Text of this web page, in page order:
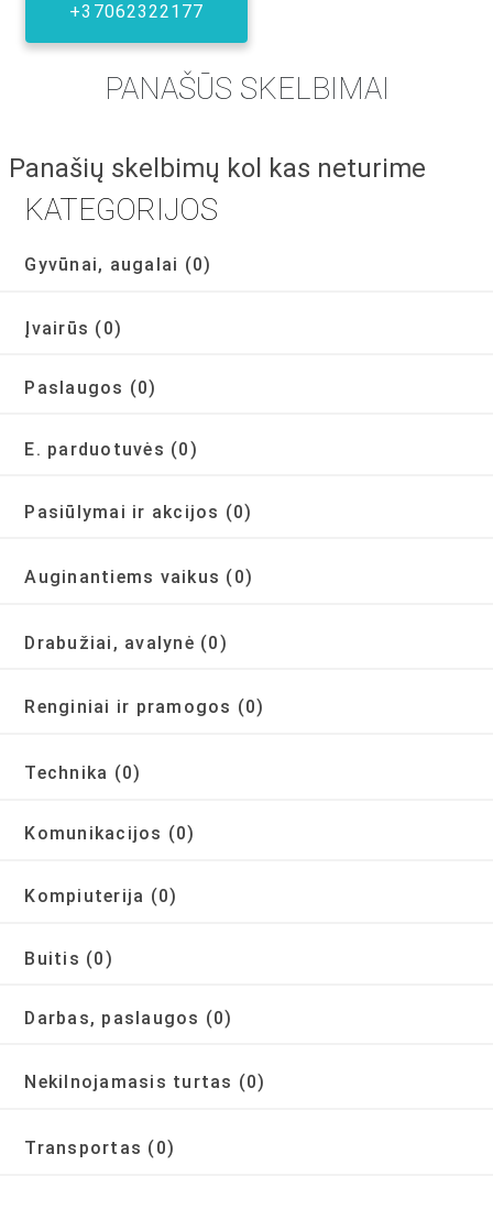
KATEGORIJOS
Gyvūnai, augalai (0)
Įvairūs (0)
Paslaugos (0)
E. parduotuvės (0)
Pasiūlymai ir akcijos (0)
Auginantiems vaikus (0)
Drabužiai, avalynė (0)
Renginiai ir pramogos (0)
Technika (0)
Komunikacijos (0)
Kompiuterija (0)
Buitis (0)
Darbas, paslaugos (0)
Nekilnojamasis turtas (0)
Transportas (0)
+37062322177
PANAŠŪS SKELBIMAI
Panašių skelbimų kol kas neturime